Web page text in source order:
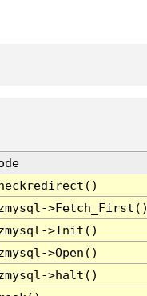
>Init()
>Open()
>halt()